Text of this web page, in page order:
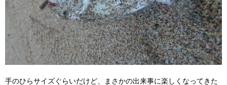
手のひらサイズぐらいだけど、まさかの出来事に楽しくなってきた